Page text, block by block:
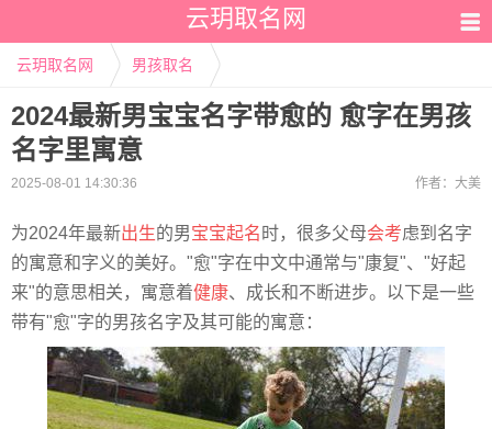
云玥取名网
云玥取名网 男孩取名
2024最新男宝宝名字带愈的 愈字在男孩
名字里寓意
2025-08-01 14:30:36 作者： 大美
为2024年最新出生的男宝宝起名 时，很多父母会考虑到名字
的寓意和字义的美好。"愈"字在中文中通常与"康复"、"好起
来"的意思相关，寓意着健康、成长和不断进步。以下是一些
带有"愈"字的男孩名字及其可能的寓意：